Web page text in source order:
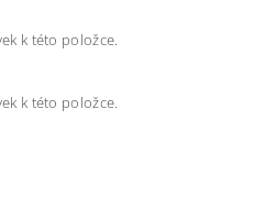
k této položce.
k této položce.